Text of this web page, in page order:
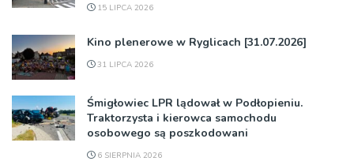
15 LIPCA 2026
Kino plenerowe w Ryglicach [31.07.2026]
31 LIPCA 2026
Śmigłowiec LPR lądował w Podłopieniu.
Traktorzysta i kierowca samochodu
osobowego są poszkodowani
6 SIERPNIA 2026